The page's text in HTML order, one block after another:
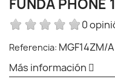
FUNDA PHONE
0
Referencia: MGF14ZM/A
Más información